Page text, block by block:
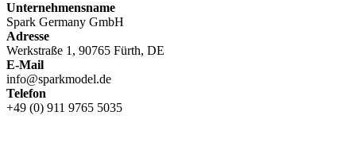
Unternehmensname
Spark Germany GmbH
Adresse
Werkstraße 1, 90765 Fürth, DE
E-Mail
info@sparkmodel.de
Telefon
+49 (0) 911 9765 5035